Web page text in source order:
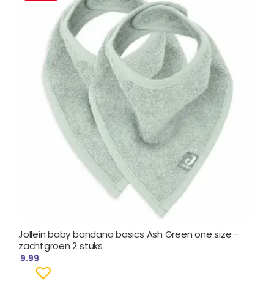
Jollein baby bandana basics Ash Green one size –
zachtgroen 2 stuks
9.99